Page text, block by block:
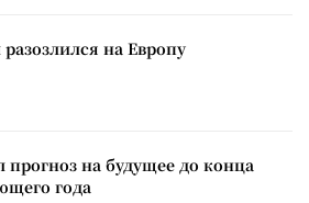
на Европу
прогноз на будущее до конца
года